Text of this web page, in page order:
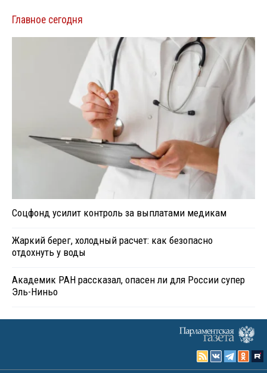
Главное сегодня
Соцфонд усилит контроль за выплатами медикам
Жаркий берег, холодный расчет: как безопасно
отдохнуть у воды
Академик РАН рассказал, опасен ли для России супер
Эль-Ниньо